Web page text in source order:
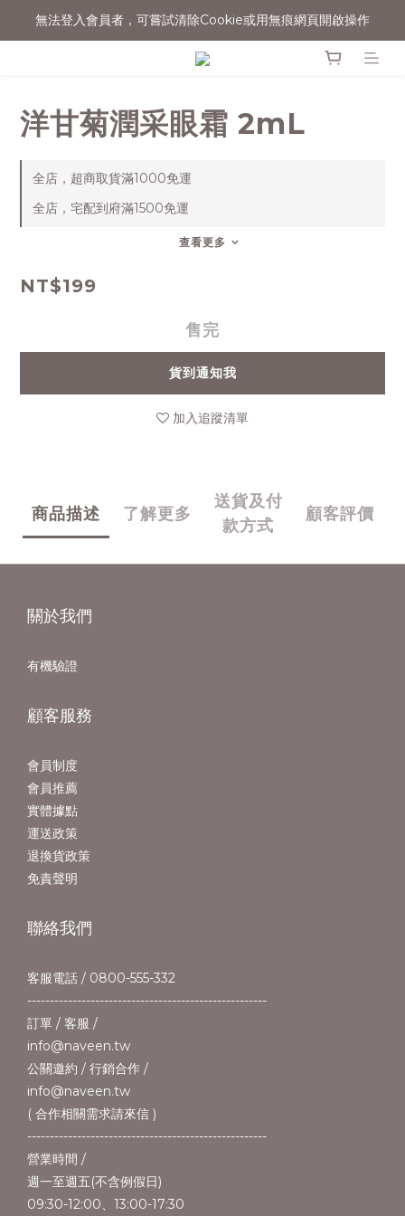
消費滿$1500宅配免運
無法登入會員者，可嘗試清除Cookie或用無痕網頁開啟操作
消費滿$1500宅配免運
洋甘菊潤采眼霜 2mL
全店，超商取貨滿1000免運
全店，宅配到府滿1500免運
查看更多
NT$199
售完
貨到通知我
加入追蹤清單
商品描述 了解更多
送貨及付
款方式
顧客評價
關於我們
有機驗證
顧客服務
會員制度
會員推薦
實體據點
運送政策
退換貨政策
免責聲明
聯絡我們
客服電話 / 0800-555-332
-----------------------------------------------------
訂單 / 客服 /
info@naveen.tw
公關邀約 / 行銷合作 /
info@naveen.tw
( 合作相關需求請來信 )
-----------------------------------------------------
營業時間 /
週一至週五(不含例假日)
09:30-12:00、13:00-17:30